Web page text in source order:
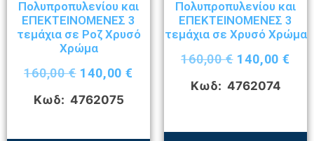
Πολυπροπυλενίου και
ΕΠΕΚΤΕΙΝΟΜΕΝΕΣ 3
τεμάχια σε Ροζ Χρυσό
Χρώμα
160,00€ 140,00€
Κωδ: 4762075
Πολυπροπυλενίου και
ΕΠΕΚΤΕΙΝΟΜΕΝΕΣ 3
τεμάχια σε Χρυσό Χρώμα
160,00€ 140,00€
Κωδ: 4762074